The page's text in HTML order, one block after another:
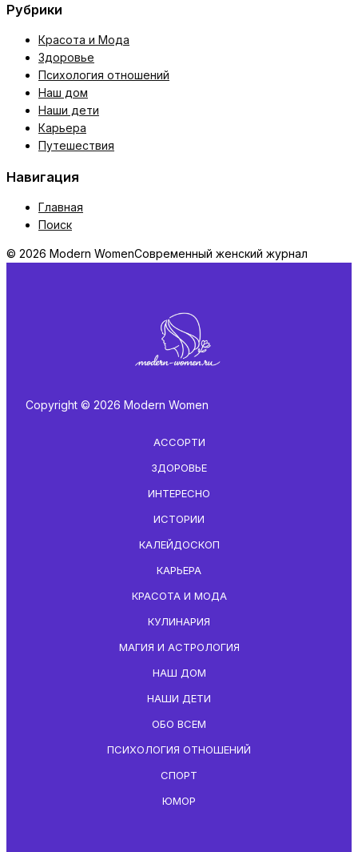
Рубрики
Красота и Мода
Здоровье
Психология отношений
Наш дом
Наши дети
Карьера
Путешествия
Навигация
Главная
Поиск
© 2026 Modern WomenСовременный женский журнал
Copyright © 2026 Modern Women
АССОРТИ
ЗДОРОВЬЕ
ИНТЕРЕСНО
ИСТОРИИ
КАЛЕЙДОСКОП
КАРЬЕРА
КРАСОТА И МОДА
КУЛИНАРИЯ
МАГИЯ И АСТРОЛОГИЯ
НАШ ДОМ
НАШИ ДЕТИ
ОБО ВСЕМ
ПСИХОЛОГИЯ ОТНОШЕНИЙ
СПОРТ
ЮМОР